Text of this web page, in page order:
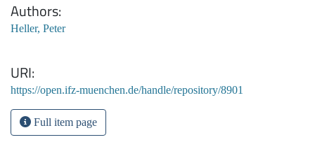
Authors
Heller, Peter
URI
https://open.ifz-muenchen.de/handle/repository/8901
Full item page